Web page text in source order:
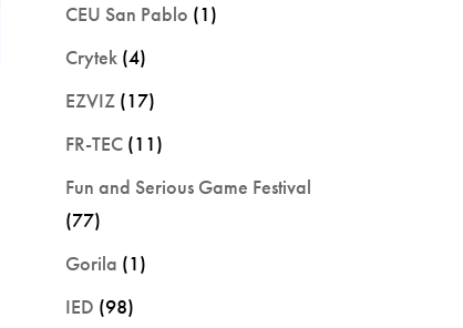
CEU San Pablo (1)
Crytek (4)
EZVIZ (17)
FR-TEC (11)
Fun and Serious Game Festival
(77)
Gorila (1)
IED (98)